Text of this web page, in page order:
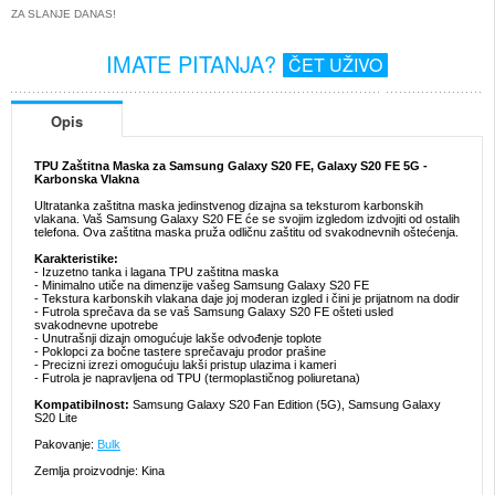
ZA SLANJE DANAS!
IMATE PITANJA? ČET UŽIVO
Opis
TPU Zaštitna Maska za Samsung Galaxy S20 FE, Galaxy S20 FE 5G -
Karbonska Vlakna
Ultratanka zaštitna maska jedinstvenog dizajna sa teksturom karbonskih
vlakana. Vaš Samsung Galaxy S20 FE će se svojim izgledom izdvojiti od ostalih
telefona. Ova zaštitna maska pruža odličnu zaštitu od svakodnevnih oštećenja.
Karakteristike:
- Izuzetno tanka i lagana TPU zaštitna maska
- Minimalno utiče na dimenzije vašeg Samsung Galaxy S20 FE
- Tekstura karbonskih vlakana daje joj moderan izgled i čini je prijatnom na dodir
- Futrola sprečava da se vaš Samsung Galaxy S20 FE ošteti usled
svakodnevne upotrebe
- Unutrašnji dizajn omogućuje lakše odvođenje toplote
- Poklopci za bočne tastere sprečavaju prodor prašine
- Precizni izrezi omogućuju lakši pristup ulazima i kameri
- Futrola je napravljena od TPU (termoplastičnog poliuretana)
Kompatibilnost: Samsung Galaxy S20 Fan Edition (5G), Samsung Galaxy
S20 Lite
Pakovanje: Bulk
Zemlja proizvodnje: Kina